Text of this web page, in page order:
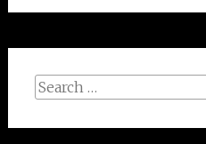
Search
for: